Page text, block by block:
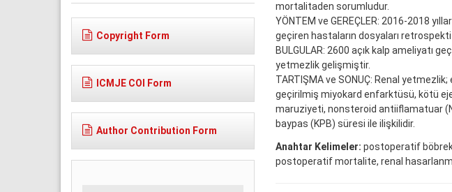
Copyright Form
ICMJE COI Form
Author Contribution Form
mortalitaden sorumludur.
YÖNTEM ve GEREÇLER: 2016-2018
geçiren hastaların dosyaları
BULGULAR: 2600 açık kalp ameliyatı
yetmezlik gelişmiştir.
TARTIŞMA ve SONUÇ: Renal
geçirilmiş miyokard enfarktüsü, kötü
maruziyeti, nonsteroid antiiflamatuar
baypas (KPB) süresi ile ilişkilidir.
Anahtar Kelimeler: postoperatif
postoperatif mortalite, renal